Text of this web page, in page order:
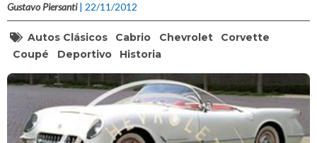
Gustavo Piersanti | 22/11/2012
Autos Clásicos Cabrio Chevrolet
Corvette
Coupé
Deportivo Historia